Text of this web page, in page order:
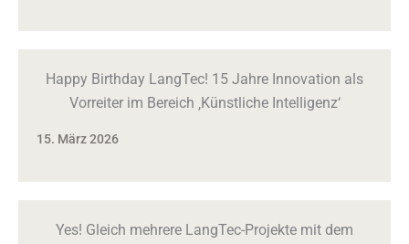
Happy Birthday LangTec! 15 Jahre Innovation als
Vorreiter im Bereich ‚Künstliche Intelligenz‘
15. März 2026
Yes! Gleich mehrere LangTec-Projekte mit dem